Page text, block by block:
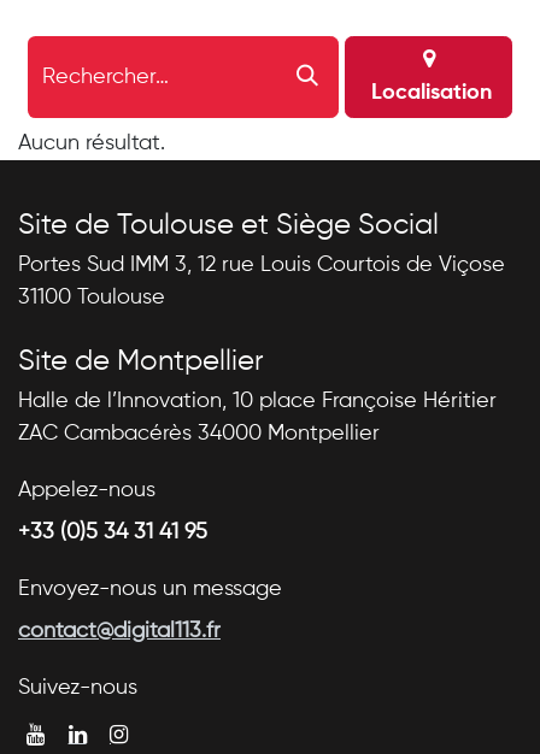
Localisation
Aucun résultat.
Site de Toulouse et Siège Social
Portes Sud IMM 3, 12 rue Louis Courtois de Viçose
31100 Toulouse
Site de Montpellier
Halle de l’Innovation, 10 place Françoise Héritier
ZAC Cambacérès 34000 Montpellier
Appelez-nous
+33 (0)5 34 31 41 95
Envoyez-nous un message
contact@digital113.fr
Suivez-nous